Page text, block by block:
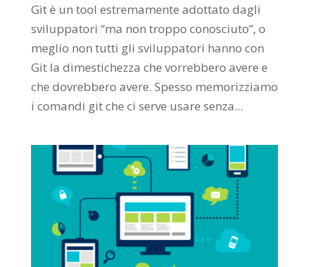
Git è un tool estremamente adottato dagli
sviluppatori “ma non troppo conosciuto”, o
meglio non tutti gli sviluppatori hanno con
Git la dimestichezza che vorrebbero avere e
che dovrebbero avere. Spesso memorizziamo
i comandi git che ci serve usare senza...